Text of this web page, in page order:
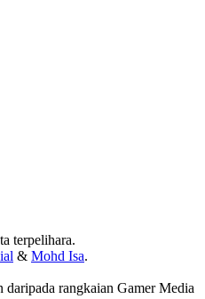
terpelihara.
& Mohd Isa.
daripada rangkaian Gamer Media